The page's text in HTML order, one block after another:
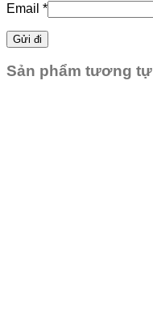
Email *
Sản phẩm tương tự